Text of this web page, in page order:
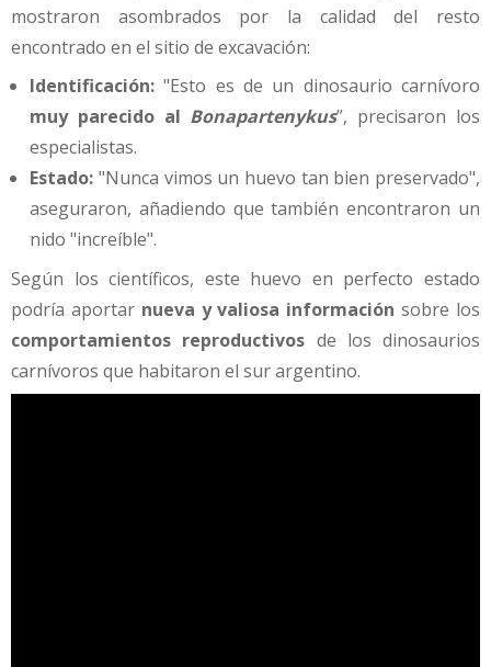
mostraron asombrados por la calidad del resto
encontrado en el sitio de excavación:
Identificación: "Esto es de un dinosaurio carnívoro
muy parecido al Bonapartenykus”, precisaron los
especialistas.
Estado: "Nunca vimos un huevo tan bien preservado",
aseguraron, añadiendo que también encontraron un
nido "increíble".
Según los científicos, este huevo en perfecto estado
podría aportar nueva y valiosa información sobre los
comportamientos reproductivos de los dinosaurios
carnívoros que habitaron el sur argentino.